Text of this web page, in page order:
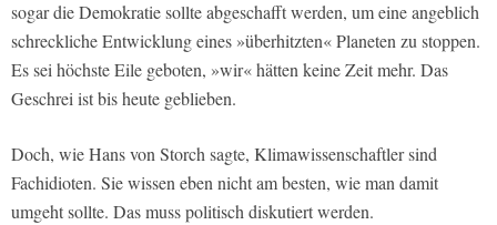
sogar die Demokratie sollte abgeschafft werden, um eine angeblich
schreckliche Entwicklung eines »überhitzten« Planeten zu stoppen.
Es sei höchste Eile geboten, »wir« hätten keine Zeit mehr. Das
Geschrei ist bis heute geblieben.
Doch, wie Hans von Storch sagte, Klimawissenschaftler sind
Fachidioten. Sie wissen eben nicht am besten, wie man damit
umgeht sollte. Das muss politisch diskutiert werden.